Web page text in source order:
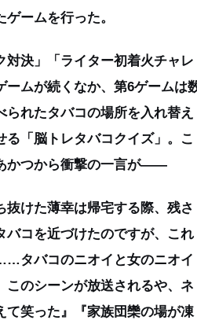
ームを行った。
対決」「ライター初着火チャレ
ームが続くなか、第6ゲームは
られたタバコの場所を入れ替え
る「脳トレタバコクイズ」。こ
かつから衝撃の一言が――
抜けた薄幸は帰宅する際、残さ
バコを近づけたのですが、これ
タバコのニオイと女のニオイ
のシーンが放送されるや、ネ
て笑った』『家族団欒の場が凍